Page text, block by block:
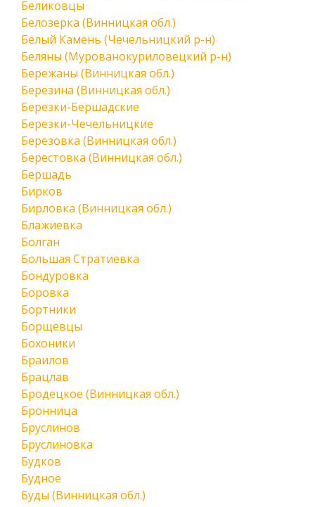
Беликовцы
Белозерка (Винницкая обл.)
Белый Камень (Чечельницкий р-н)
Беляны (Мурованокуриловецкий р-н)
Бережаны (Винницкая обл.)
Березина (Винницкая обл.)
Березки-Бершадские
Березки-Чечельницкие
Березовка (Винницкая обл.)
Берестовка (Винницкая обл.)
Бершадь
Бирков
Бирловка (Винницкая обл.)
Блажиевка
Болган
Большая Стратиевка
Бондуровка
Боровка
Бортники
Борщевцы
Бохоники
Браилов
Брацлав
Бродецкое (Винницкая обл.)
Бронница
Бруслинов
Бруслиновка
Будков
Будное
Буды (Винницкая обл.)